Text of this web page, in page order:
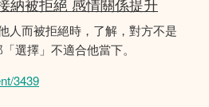
人而被拒絕時，了解，對方不是
選擇」不適合他當下。
3439